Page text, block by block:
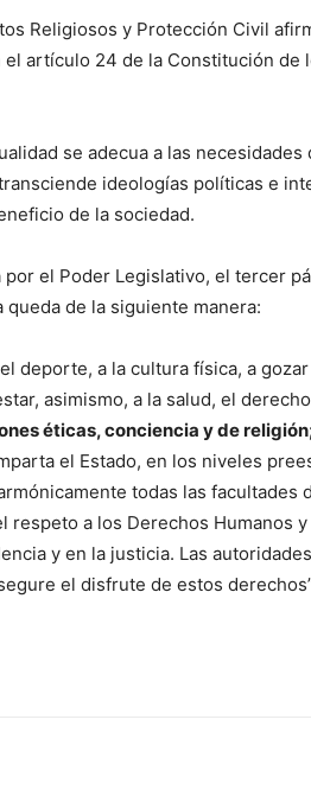
Religiosos y Protección Civil
artículo 24 de la Constitución de
se adecua a las necesidades
ideologías políticas e
de la sociedad.
el Poder Legislativo, el tercer
de la siguiente manera:
deporte, a la cultura física, a
asimismo, a la salud, el
éticas, conciencia y de
el Estado, en los niveles
todas las facultades
respeto a los Derechos Humanos
y en la justicia. Las
el disfrute de estos